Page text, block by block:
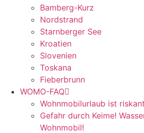
Bamberg-Kurz
Nordstrand
Starnberger See
Kroatien
Slovenien
Toskana
Fieberbrunn
WOMO-FAQ
Wohnmobilurlaub ist
Gefahr durch Keime!
Wohnmobil!